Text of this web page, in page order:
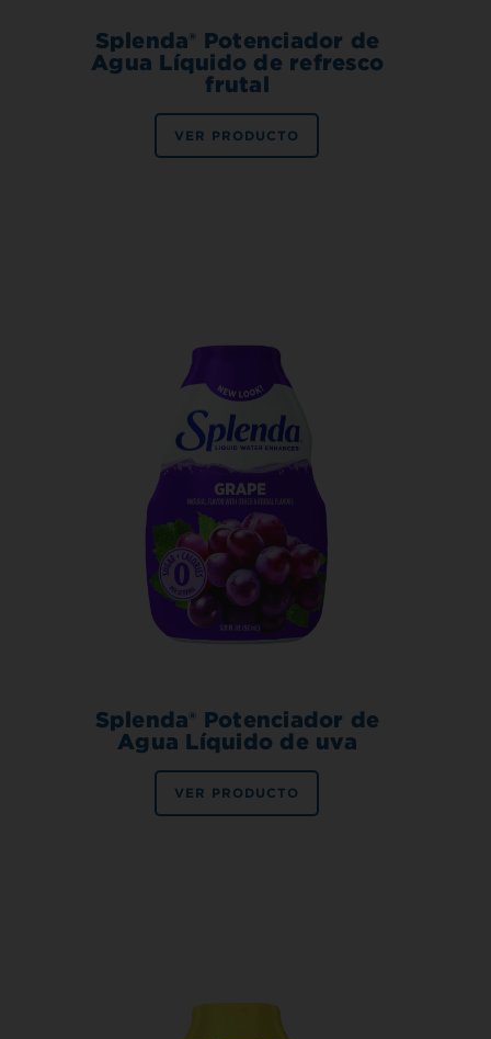
Splenda® Potenciador de
Agua Líquido de refresco
frutal
VER PRODUCTO
Splenda® Potenciador de
Agua Líquido de uva
VER PRODUCTO